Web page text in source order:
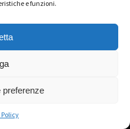
e funzioni.
preferenze